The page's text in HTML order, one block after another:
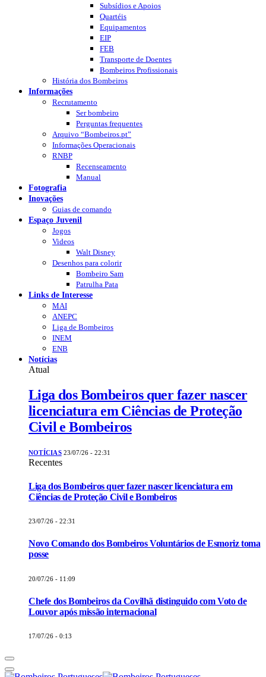
Subsídios e Apoios
Quartéis
Equipamentos
EIP
FEB
Transporte de Doentes
Bombeiros Profissionais
História dos Bombeiros
Informações
Recrutamento
Ser bombeiro
Perguntas frequentes
Arquivo “Bombeiros.pt”
Informações Operacionais
RNBP
Recenseamento
Manual
Fotografia
Inovações
Guias de comando
Espaço Juvenil
Jogos
Videos
Walt Disney
Desenhos para colorir
Bombeiro Sam
Patrulha Pata
Links de Interesse
MAI
ANEPC
Liga de Bombeiros
INEM
ENB
Notícias
Atual
Liga dos Bombeiros quer fazer nascer
licenciatura em Ciências de Proteção
Civil e Bombeiros
NOTÍCIAS 23/07/26 - 22:31
Recentes
Liga dos Bombeiros quer fazer nascer licenciatura em
Ciências de Proteção Civil e Bombeiros
23/07/26 - 22:31
Novo Comando dos Bombeiros Voluntários de Esmoriz toma
posse
20/07/26 - 11:09
Chefe dos Bombeiros da Covilhã distinguido com Voto de
Louvor após missão internacional
17/07/26 - 0:13